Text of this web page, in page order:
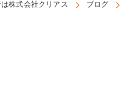
株式会社クリアス ブログ